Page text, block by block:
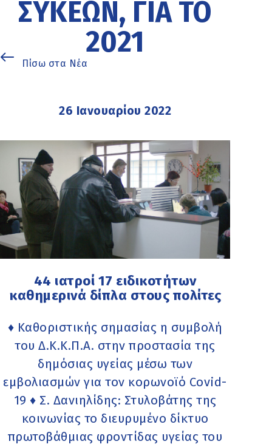
ΣΥΚΕΏΝ, ΓΙΑ ΤΟ
2021
Πίσω στα Νέα
26 Ιανουαρίου 2022
44 ιατροί 17 ειδικοτήτων
καθημερινά δίπλα στους πολίτες
♦ Καθοριστικής σημασίας η συμβολή
του Δ.Κ.Κ.Π.Α. στην προστασία της
δημόσιας υγείας μέσω των
εμβολιασμών για τον κορωνοϊό Covid-
19 ♦ Σ. Δανιηλίδης: Στυλοβάτης της
κοινωνίας το διευρυμένο δίκτυο
πρωτοβάθμιας φροντίδας υγείας του